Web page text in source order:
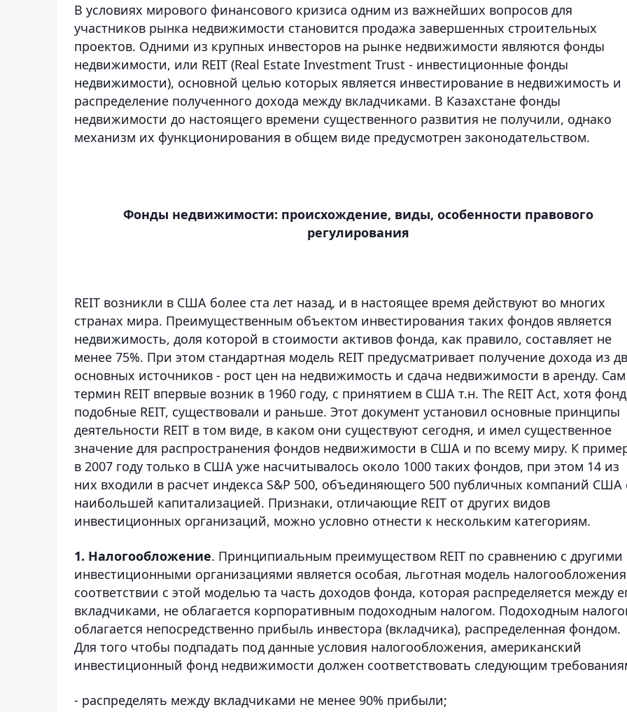
В условиях мирового финансового кризиса одним из важнейших вопросов для
участников рынка недвижимости становится продажа завершенных строительных
проектов. Одними из крупных инвесторов на рынке недвижимости являются фонды
недвижимости, или REIT (Real Estate Investment Trust - инвестиционные фонды
недвижимости), основной целью которых является инвестирование в недвижимость и
распределение полученного дохода между вкладчиками. В Казахстане фонды
недвижимости до настоящего времени существенного развития не получили, однако
механизм их функционирования в общем виде предусмотрен законодательством.
Фонды недвижимости: происхождение, виды, особенности правового
регулирования
REIT возникли в США более ста лет назад, и в настоящее время действуют во многих
странах мира. Преимущественным объектом инвестирования таких фондов является
недвижимость, доля которой в стоимости активов фонда, как правило, составляет не
менее 75%. При этом стандартная модель REIT предусматривает получение дохода из
основных источников - рост цен на недвижимость и сдача недвижимости в аренду. Сам
термин REIT впервые возник в 1960 году, с принятием в США т.н. The REIT Act, хотя
подобные REIT, существовали и раньше. Этот документ установил основные принципы
деятельности REIT в том виде, в каком они существуют сегодня, и имел существенное
значение для распространения фондов недвижимости в США и по всему миру. К
в 2007 году только в США уже насчитывалось около 1000 таких фондов, при этом 14 из
них входили в расчет индекса S&P 500, объединяющего 500 публичных компаний США
наибольшей капитализацией. Признаки, отличающие REIT от других видов
инвестиционных организаций, можно условно отнести к нескольким категориям.
1. Налогообложение. Принципиальным преимуществом REIT по сравнению с другими
инвестиционными организациями является особая, льготная модель
соответствии с этой моделью та часть доходов фонда, которая распределяется между
вкладчиками, не облагается корпоративным подоходным налогом. Подоходным
облагается непосредственно прибыль инвестора (вкладчика), распределенная фондом.
Для того чтобы подпадать под данные условия налогообложения, американский
инвестиционный фонд недвижимости должен соответствовать следующим
- распределять между вкладчиками не менее 90% прибыли;